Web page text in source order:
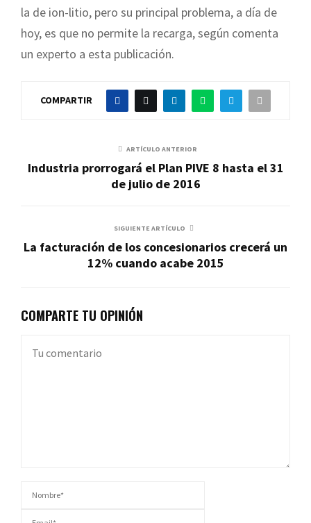
la de ion-litio, pero su principal problema, a día de
hoy, es que no permite la recarga, según comenta
un experto a esta publicación.
COMPARTIR
ARTÍCULO ANTERIOR
Industria prorrogará el Plan PIVE 8 hasta el 31
de julio de 2016
SIGUIENTE ARTÍCULO
La facturación de los concesionarios crecerá un
12% cuando acabe 2015
COMPARTE TU OPINIÓN